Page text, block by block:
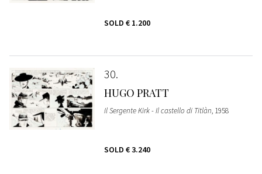
SOLD € 1.200
30
HUGO PRATT
Il Sergente Kirk - Il castello di Titlàn, 1958
SOLD € 3.240